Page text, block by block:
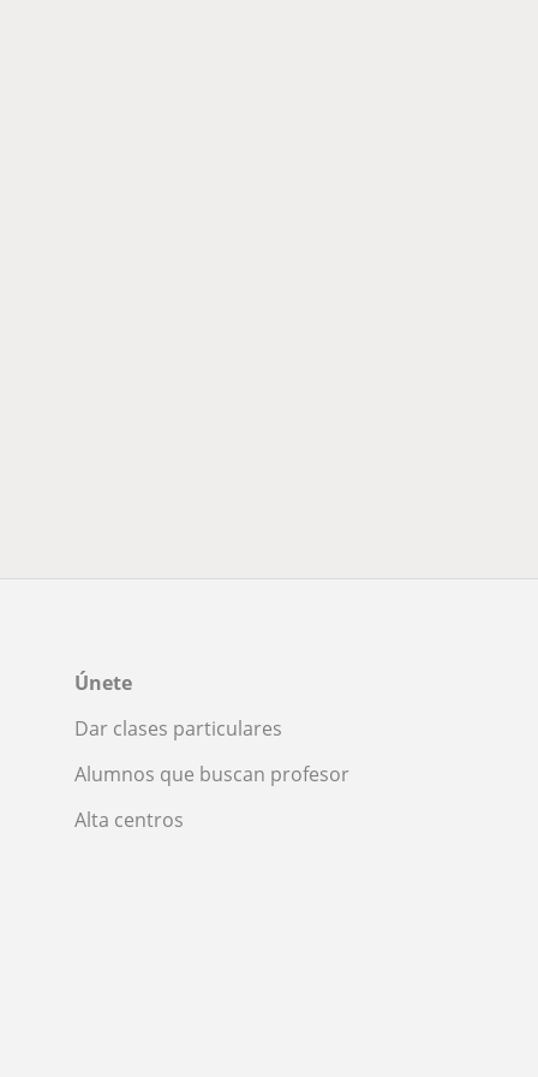
Únete
Dar clases particulares
Alumnos que buscan profesor
Alta centros